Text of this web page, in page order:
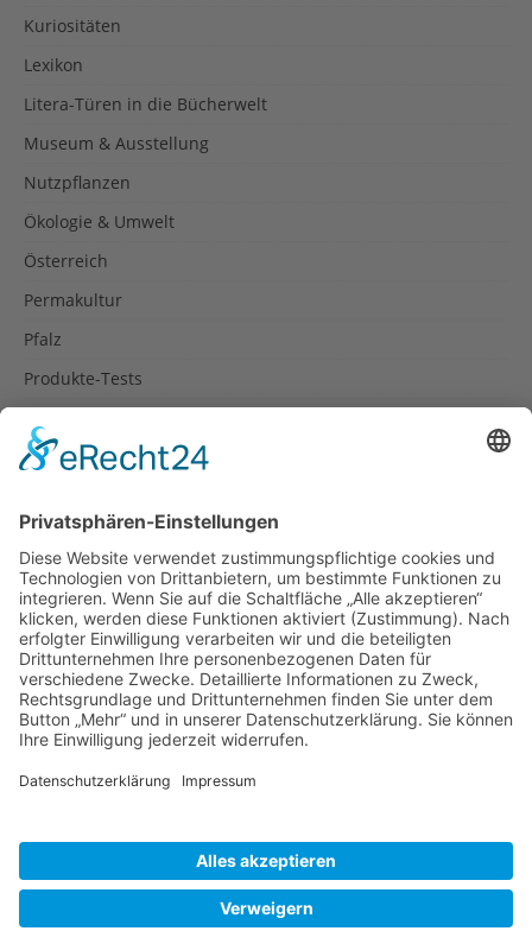
Kuriositäten
Lexikon
Litera-Türen in die Bücherwelt
Museum & Ausstellung
Nutzpflanzen
Ökologie & Umwelt
Österreich
Permakultur
Pfalz
Produkte-Tests
Rezepte
Spanien
Südtirol
USA
Weihnachten
Weihnachtstexte
Datenschutzerklärung
Impressum
Cookie-Einstellungen